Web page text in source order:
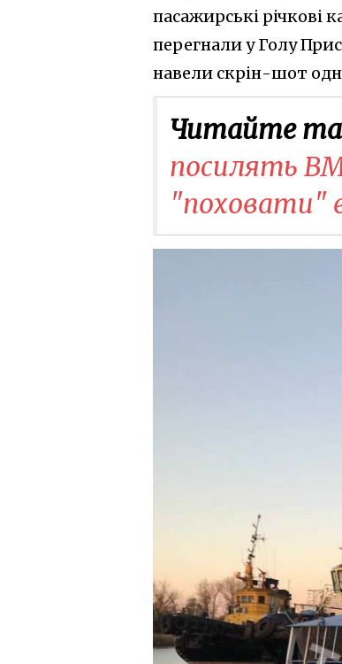
пасажирські річкові
перегнали у Голу
навели скрін-шот
Читайте
посилять
"поховати"